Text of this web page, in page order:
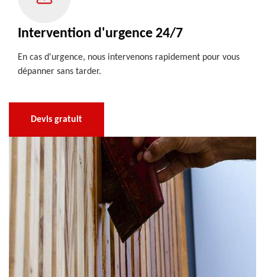
Intervention d'urgence 24/7
En cas d'urgence, nous intervenons rapidement pour vous
dépanner sans tarder.
Devis gratuit